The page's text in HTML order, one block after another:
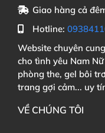
Giao hàng cả
Hotline:
Website chuyên
cho tình yêu Nam
phòng the, gel bôi
trang gợi cảm... uy
VỀ CHÚNG TÔI